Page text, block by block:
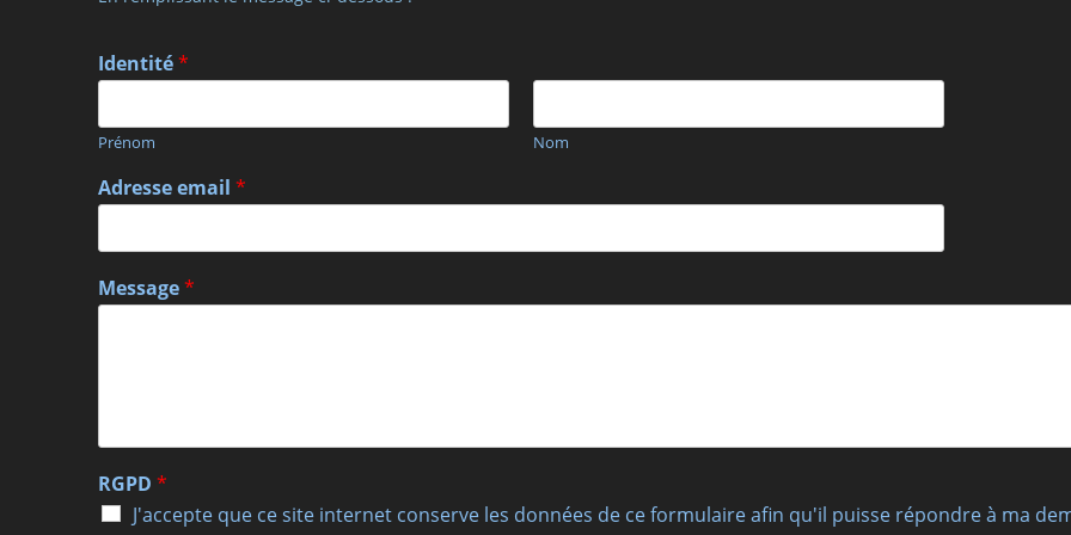
Identité*
Prénom Nom
Adresse email*
Message*
RGPD*
J'accepte que ce site internet conserve les données de ce formulaire afin qu'il puisse répondre à ma